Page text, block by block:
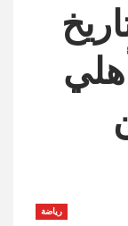
رياضة